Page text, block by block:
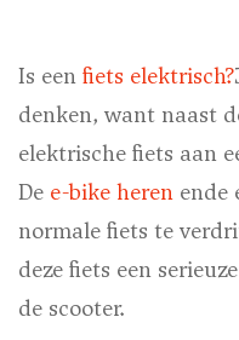
Is een fiets elektrisch?
denken, want naast
elektrische fiets aan
De e-bike heren ende
normale fiets te
deze fiets een
de scooter.